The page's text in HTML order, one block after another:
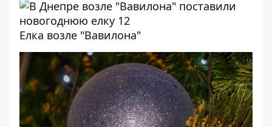
Елка возле "Вавилона"